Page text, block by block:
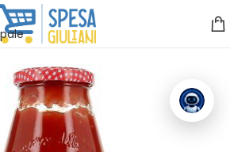
Clicca qui e ti richiamiamo noi